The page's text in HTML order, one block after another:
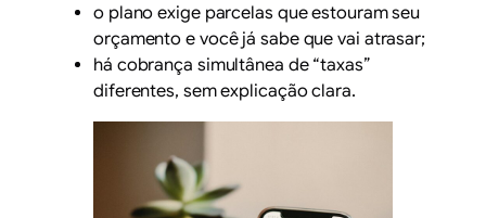
o plano exige parcelas que estouram seu
orçamento e você já sabe que vai atrasar;
há cobrança simultânea de “taxas”
diferentes, sem explicação clara.